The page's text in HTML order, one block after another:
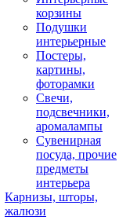
корзины
Подушки
интерьерные
Постеры,
картины,
фоторамки
Свечи,
подсвечники,
аромалампы
Сувенирная
посуда, прочие
предметы
интерьера
Карнизы, шторы,
жалюзи